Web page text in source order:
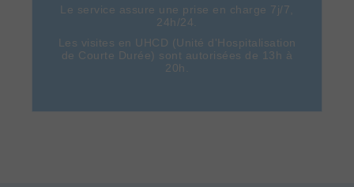
Le service assure une prise en charge 7j/7,
24h/24.
Les visites en UHCD (Unité d'Hospitalisation
de Courte Durée) sont autorisées de 13h à
20h.